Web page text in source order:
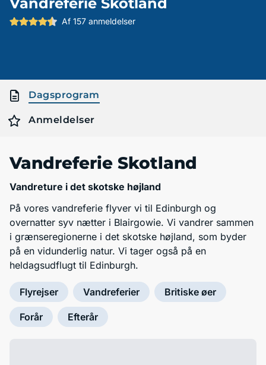
Af 157 anmeldelser
Dagsprogram
Anmeldelser
Vandreferie Skotland
Vandreture i det skotske højland
På vores vandreferie flyver vi til Edinburgh og
overnatter syv nætter i Blairgowie. Vi vandrer sammen
i grænseregionerne i det skotske højland, som byder
på en vidunderlig natur. Vi tager også på en
heldagsudflugt til Edinburgh.
Flyrejser Vandreferier Britiske øer
Forår Efterår